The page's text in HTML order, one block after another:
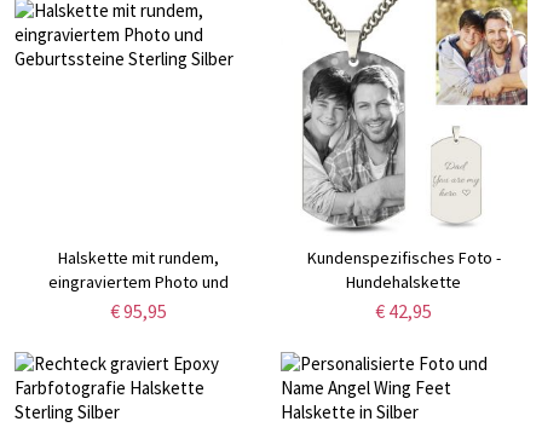
Halskette mit rundem,
eingraviertem Photo und
Geburtssteine Sterling Silber
€ 95,95
Kundenspezifisches Foto -
Hundehalskette
€ 42,95